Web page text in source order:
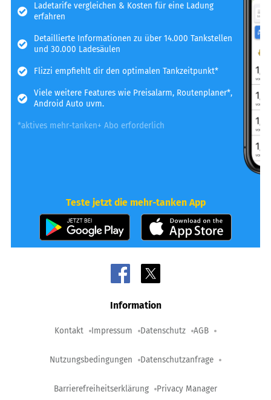
Ladetarife vergleichen & Kosten für eine Ladung
erfahren
Detaillierte Informationen zu über 14.000 Tankstellen
und 30.000 Ladesäulen
Flizzi empfiehlt dir den optimalen Tankzeitpunkt*
Viele weitere Features wie Preisalarm, Routenplaner*,
Android Auto uvm.
*aktives mehr-tanken+ Abo erforderlich
Teste jetzt die mehr-tanken App
Information
Kontakt Impressum Datenschutz AGB
Nutzungsbedingungen Datenschutzanfrage
Barrierefreiheitserklärung Privacy Manager